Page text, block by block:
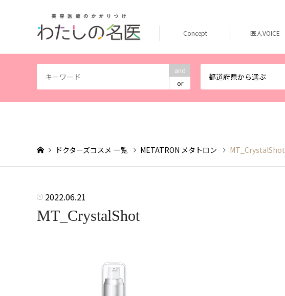
and
or
都道府県から選ぶ
Concept 医人VOICE
ドクターズコスメ 一覧 METATRON メタトロン MT_CrystalShot
2022.06.21
MT_CrystalShot